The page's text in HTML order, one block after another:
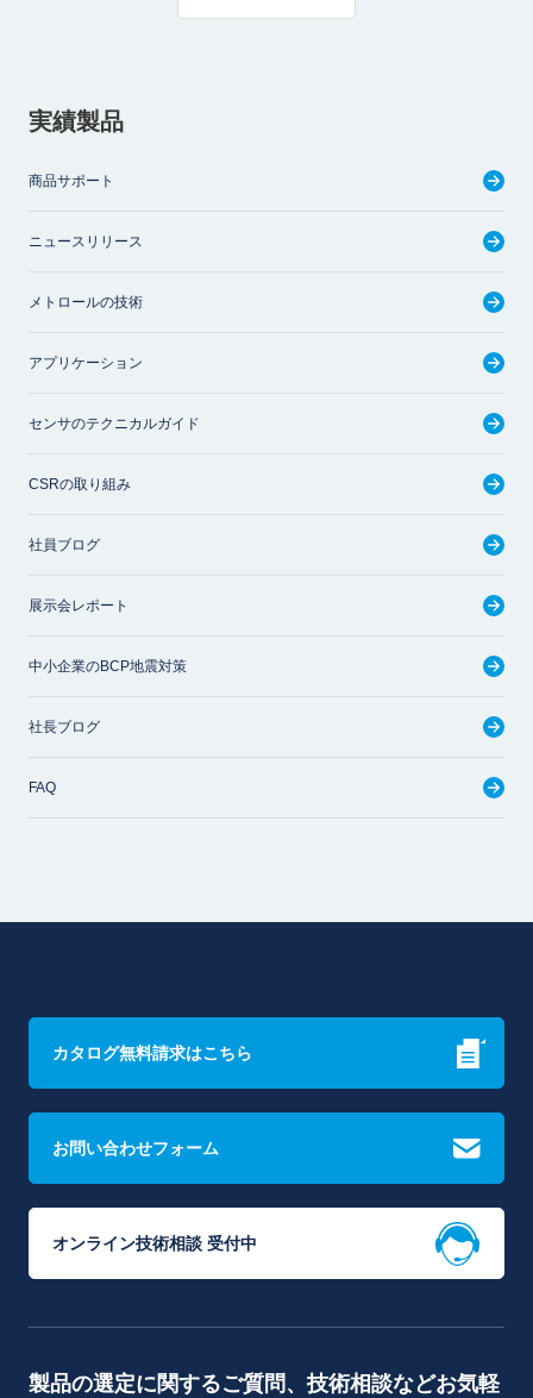
実績製品
商品サポート
ニュースリリース
メトロールの技術
アプリケーション
センサのテクニカルガイド
CSRの取り組み
社員ブログ
展示会レポート
中小企業のBCP地震対策
社長ブログ
FAQ
カタログ無料請求はこちら
お問い合わせフォーム
オンライン技術相談 受付中
製品の選定に関するご質問、技術相談などお気軽